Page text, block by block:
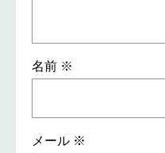
名前 ※
メール ※